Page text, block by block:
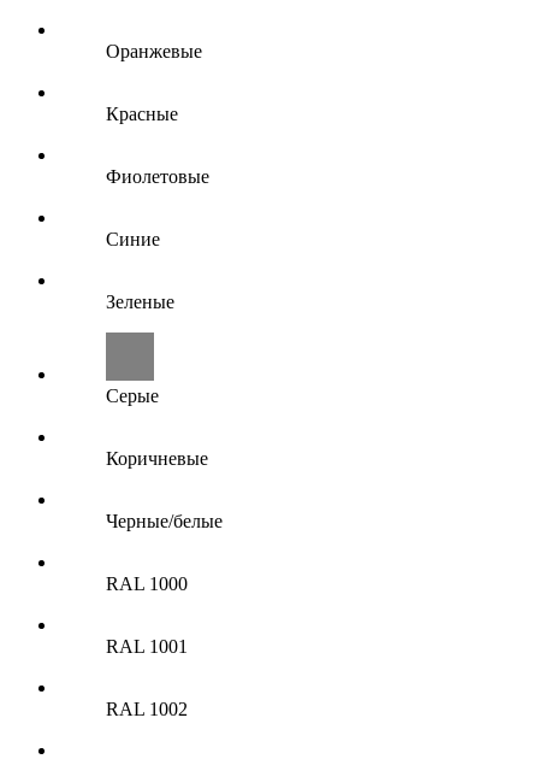
Оранжевые
Красные
Фиолетовые
Синие
Зеленые
Серые
Коричневые
Черные/белые
RAL 1000
RAL 1001
RAL 1002